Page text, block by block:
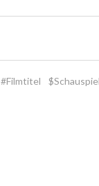
#Filmtitel